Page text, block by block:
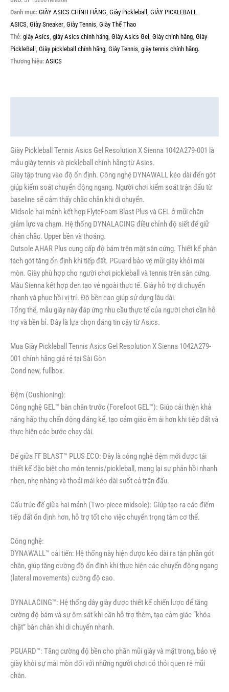
Danh mục: GIÀY ASICS CHÍNH HÃNG Giày Pickleball GIÀY PICKLEBALL
ASICS Giày Sneaker Giày Tennis Giày Thể Thao
Thẻ: giày Asics giày Asics chính hãng Giày Asics Gel Giày chính hãng Giày
PickleBall Giày pickleball chính hãng Giày Tennis giày tennis chính hãng.
Thương hiệu: ASICS
Giày Pickleball Tennis Asics Gel Resolution X Sienna 1042A279-001 là
mẫu giày tennis và pickleball chính hãng từ Asics.
Giày tập trung vào độ ổn định. Công nghệ DYNAWALL kéo dài đến gót
giúp kiểm soát chuyển động ngang. Người chơi kiểm soát trận đấu từ
baseline sẽ cảm thấy chắc chắn khi di chuyển.
Midsole hai mảnh kết hợp FlyteFoam Blast Plus và GEL ở mũi chân
giảm lực va chạm. Hệ thống DYNALACING điều chỉnh độ siết để giữ
chân chắc. Upper bền và thoáng.
Outsole AHAR Plus cung cấp độ bám trên mặt sân cứng. Thiết kế phân
tách gót tăng ổn định khi tiếp đất. PGuard bảo vệ mũi giày khỏi mài
mòn. Giày phù hợp cho người chơi pickleball và tennis trên sân cứng.
Màu Sienna kết hợp đen tạo vẻ ngoài thực tế. Giày hỗ trợ di chuyển
nhanh và phục hồi vị trí. Độ bền cao giúp sử dụng lâu dài.
Tổng thể, mẫu giày này đáp ứng nhu cầu thực tế của người chơi cần hỗ
trợ và bền bỉ. Đây là lựa chọn đáng tin cậy từ Asics.
Mua Giày Pickleball Tennis Asics Gel Resolution X Sienna 1042A279-
001 chính hãng giá rẻ tại Sài Gòn
Cond new, fullbox.
Đệm (Cushioning):
Công nghệ GEL™ bàn chân trước (Forefoot GEL™): Giúp cải thiện khả
năng hấp thụ chấn động đáng kể, tạo cảm giác êm ái hơn khi tiếp đất và
thực hiện các bước chạy dài.
Đế giữa FF BLAST™ PLUS ECO: Đây là công nghệ đệm mới được tái
thiết kế đặc biệt cho môn tennis/pickleball, mang lại sự phản hồi nhanh
nhẹn, nhẹ nhàng và thoải mái kéo dài suốt cả trận đấu.
Cấu trúc đế giữa hai mảnh (Two-piece midsole): Giúp tạo ra các điểm
tiếp đất ổn định hơn, hỗ trợ tốt cho việc chuyển trọng tâm cơ thể.
Công nghệ:
DYNAWALL™ cải tiến: Hệ thống này hiện được kéo dài ra tận phần gót
chân, giúp tăng cường độ ổn định khi thực hiện các chuyển động ngang
(lateral movements) cường độ cao.
DYNALACING™: Hệ thống dây giày được thiết kế chiến lược để tăng
cường độ bám và sự ôm sát khi cần hỗ trợ thêm, tạo cảm giác “khóa
chặt” bàn chân khi di chuyển nhanh.
PGUARD™: Tăng cường độ bền cho phần mũi giày và mặt trong, bảo vệ
giày khỏi sự mài mòn đối với những người chơi có thói quen rê mũi
chân.